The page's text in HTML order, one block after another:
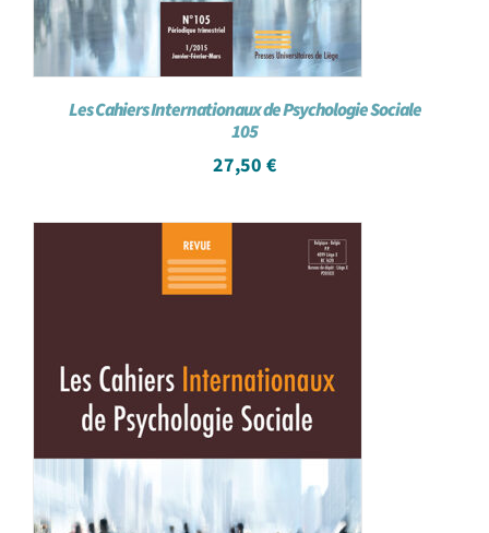
Les Cahiers Internationaux de Psychologie Sociale
105
27,50 €